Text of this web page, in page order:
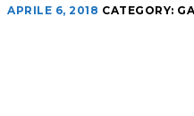
APRILE 6, 2018 CATEGORY: